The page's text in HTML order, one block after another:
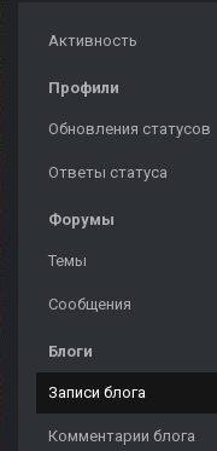
Активность
Профили
Обновления статусов
Ответы статуса
Форумы
Темы
Сообщения
Блоги
Записи блога
Комментарии блога